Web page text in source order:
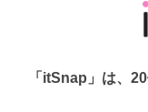
「itSnap」は、